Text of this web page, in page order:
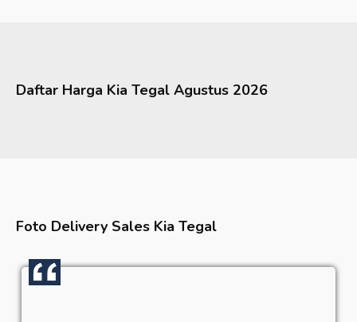
Daftar Harga Kia Tegal Agustus 2026
Foto Delivery Sales Kia Tegal